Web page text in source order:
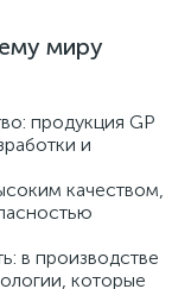
миру
продукция GP
и
качеством,
в производстве
которые